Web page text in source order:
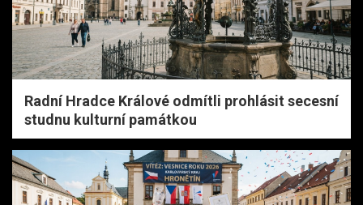
Radní Hradce Králové odmítli prohlásit secesní
studnu kulturní památkou